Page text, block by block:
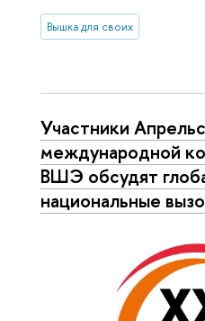
Вышка для своих
Участники
международной
ВШЭ обсудят
национальные